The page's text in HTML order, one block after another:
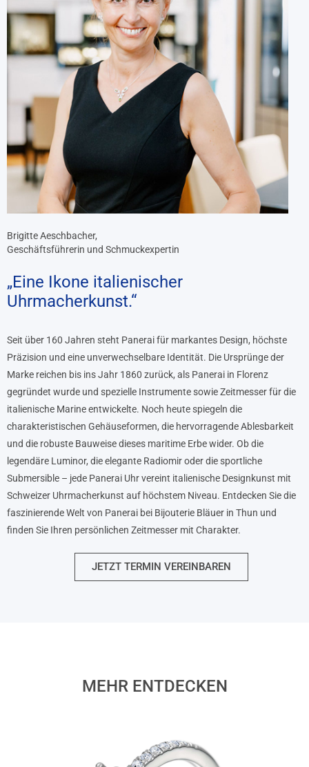
Brigitte Aeschbacher,
Geschäftsführerin und Schmuckexpertin
„Eine Ikone italienischer
Uhrmacherkunst.“
Seit über 160 Jahren steht Panerai für markantes Design, höchste
Präzision und eine unverwechselbare Identität. Die Ursprünge der
Marke reichen bis ins Jahr 1860 zurück, als Panerai in Florenz
gegründet wurde und spezielle Instrumente sowie Zeitmesser für die
italienische Marine entwickelte. Noch heute spiegeln die
charakteristischen Gehäuseformen, die hervorragende Ablesbarkeit
und die robuste Bauweise dieses maritime Erbe wider. Ob die
legendäre Luminor, die elegante Radiomir oder die sportliche
Submersible – jede Panerai Uhr vereint italienische Designkunst mit
Schweizer Uhrmacherkunst auf höchstem Niveau. Entdecken Sie die
faszinierende Welt von Panerai bei Bijouterie Bläuer in Thun und
finden Sie Ihren persönlichen Zeitmesser mit Charakter.
JETZT TERMIN VEREINBAREN
MEHR ENTDECKEN